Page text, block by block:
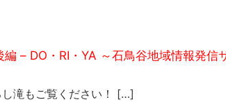
– DO・RI・YA ～石鳥谷地域情報発信
滝もご覧ください！ […]